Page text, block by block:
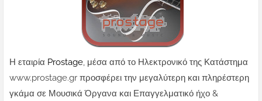
Η εταιρία Prostage, μέσα από το Ηλεκτρονικό της Κατάστημα
www.prostage.gr προσφέρει την μεγαλύτερη και πληρέστερη
γκάμα σε Μουσικά Όργανα και Επαγγελματικό ήχο &